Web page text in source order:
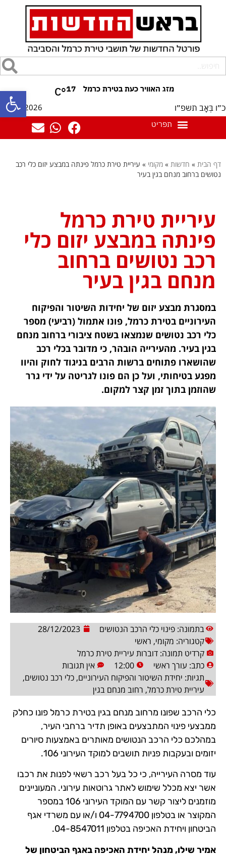
פתח 17
°C
כ״ו בְּאָב תשפ״ו 09/08/2026
דף הבית » חדשות » מקומי » עיריית טירת כרמל פינתה במבצע יזום כלי רכב
נטושים ברחוב מנחם בגין בעיר
עיריית טירת כרמל
פינתה במבצע יזום כלי
רכב נטושים ברחוב
מנחם בגין בעיר
במסגרת מבצע יזום של יחידות השיטור והפיקוח
העירוניים בטירת כרמל, פונו אתמול (רביעי) מספר
כלי רכב נטושים שנמצאו בשטח ציבורי ברחוב מנחם
בגין בעיר. מהעירייה הובהר, כי מדובר בכלי רכב
שהושארו פתוחים ברשות הרבים בניגוד לחוק והיוו
מפגע בטיחותי, ועל כן הם פונו לגריטה על ידי גרר
שהוזמן בתוך זמן קצר למקום.
בתמונה: פינוי כלי הרכב הנטושים
28/12/2023
קטגוריה: מקומי, ראשי
קרדיט תמונה: דוברות עיריית טירת כרמל
כתב: עורך ראשי 12:00
אין תגובות
תגיות: יחידת השיטור והפיקוח העירוניים, כלי רכב נטושים,
עיריית טירת כרמל, רחוב מנחם בגין
כלי הרכב שפונו מרחוב מנחם בגין בטירת כרמל פונו כחלק
ממבצעי פינוי המתבצעים באופן תדיר ברחבי העיר,
במהלכם כלי הרכב הנטושים מאותרים באמצעות סיורים
יזומים ובעקבות פניות תושבים למוקד העירוני 106.
עוד מסרה העירייה, כי כל בעל רכב רשאי לפנות את רכבו
אשר יצא מכלל שימוש לאתר גרוטאות עירוני. המעוניינים
מוזמנים ליצור קשר עם המוקד העירוני 106 במספר
המקוצר או בטלפון 04-7794700 ו/או עם משרדי אגף
הביטחון ויחידת האכיפה בטלפון 04-8547011.
אמיר שילו, מנהל יחידת האכיפה באגף הביטחון של